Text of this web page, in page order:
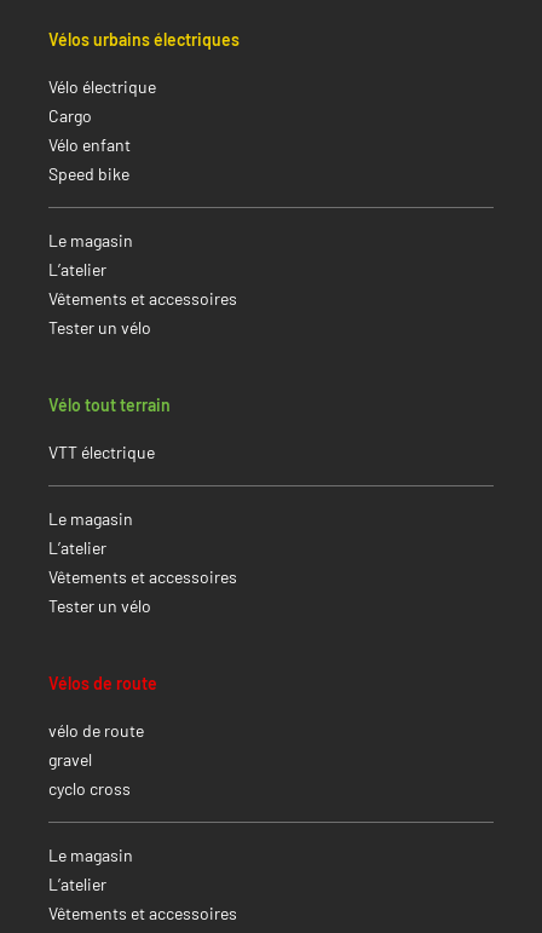
Vélos urbains électriques
Vélo électrique
Cargo
Vélo enfant
Speed bike
Le magasin
L’atelier
Vêtements et accessoires
Tester un vélo
Vélo tout terrain
VTT électrique
Le magasin
L’atelier
Vêtements et accessoires
Tester un vélo
Vélos de route
vélo de route
gravel
cyclo cross
Le magasin
L’atelier
Vêtements et accessoires